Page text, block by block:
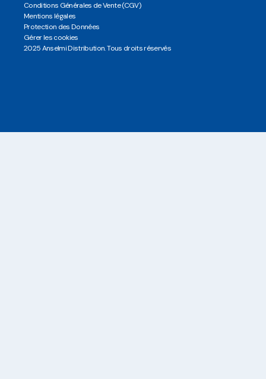
Conditions Générales de Vente (CGV)
Mentions légales
Protection des Données
Gérer les cookies
2025 Anselmi Distribution. Tous droits réservés